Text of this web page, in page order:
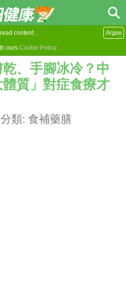
content ,
ours Cookie Policy .
Argee
、手腳冰冷？中
質」對症食療才
類: 食補藥膳